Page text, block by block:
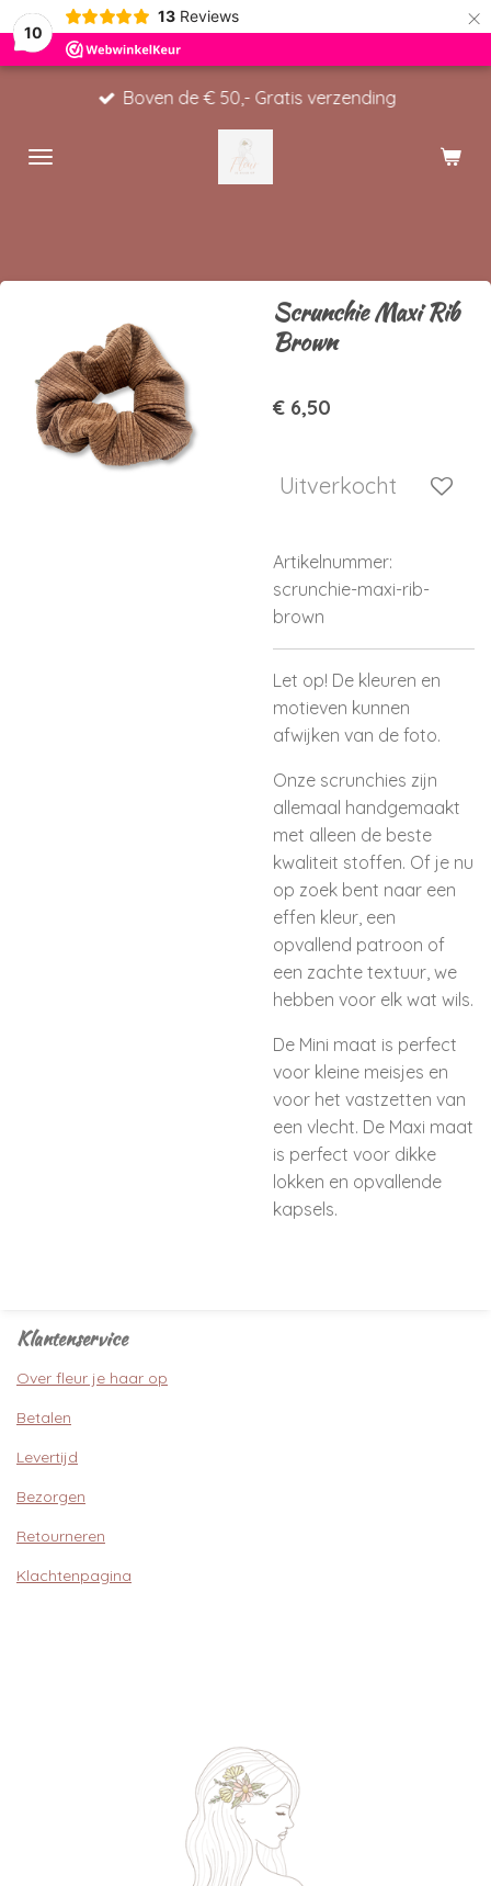
10
13 Reviews ×
Boven de € 50,- Gratis verzending
Scrunchie Maxi Rib
Brown
€ 6,50
Uitverkocht
Artikelnummer:
scrunchie-maxi-rib-
brown
Let op! De kleuren en
motieven kunnen
afwijken van de foto.
Onze scrunchies zijn
allemaal handgemaakt
met alleen de beste
kwaliteit stoffen. Of je nu
op zoek bent naar een
effen kleur, een
opvallend patroon of
een zachte textuur, we
hebben voor elk wat wils.
De Mini maat is perfect
voor kleine meisjes en
voor het vastzetten van
een vlecht. De Maxi maat
is perfect voor dikke
lokken en opvallende
kapsels.
Klantenservice
Over fleur je haar op
Betalen
Levertijd
Bezorgen
Retourneren
Klachtenpagina